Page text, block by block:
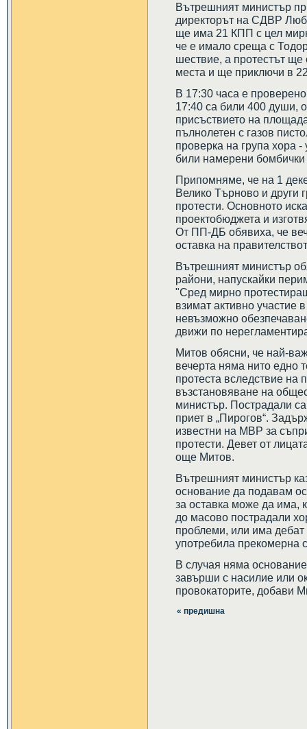
Вътрешният министър
директорът на СДВР
ще има 21 КПП с цел
че е имало среща с
шествие, а протестът ще
места и ще приключи в
В 17:30 часа е
17:40 са били 400 души,
присъствието на
пълнолетен с газов
проверка на група хора
били намерени бомбички
Припомняме, че на 1
Велико Търново и други
протести. Основното
проектобюджета и
От ПП-ДБ обявиха, че
оставка на
Вътрешният министър
райони, напускайки
"Сред мирно
взимат активно участие
невъзможно
движи по
Митов обясни, че най-
вечерта няма нито едно
протеста вследствие на
възстановяване на
министър. Пострадали
приет в „Пирогов“.
известни на МВР за
протести. Девет от
още Митов.
Вътрешният министър
основание да подавам
за оставка може да има,
до масово пострадали
проблеми, или има
употребила прекомерна
В случая няма
завърши с насилие или
провокаторите, добави
« предишна